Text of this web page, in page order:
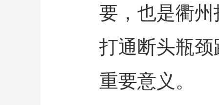
要，也是衢
打通断头瓶
重要意义。